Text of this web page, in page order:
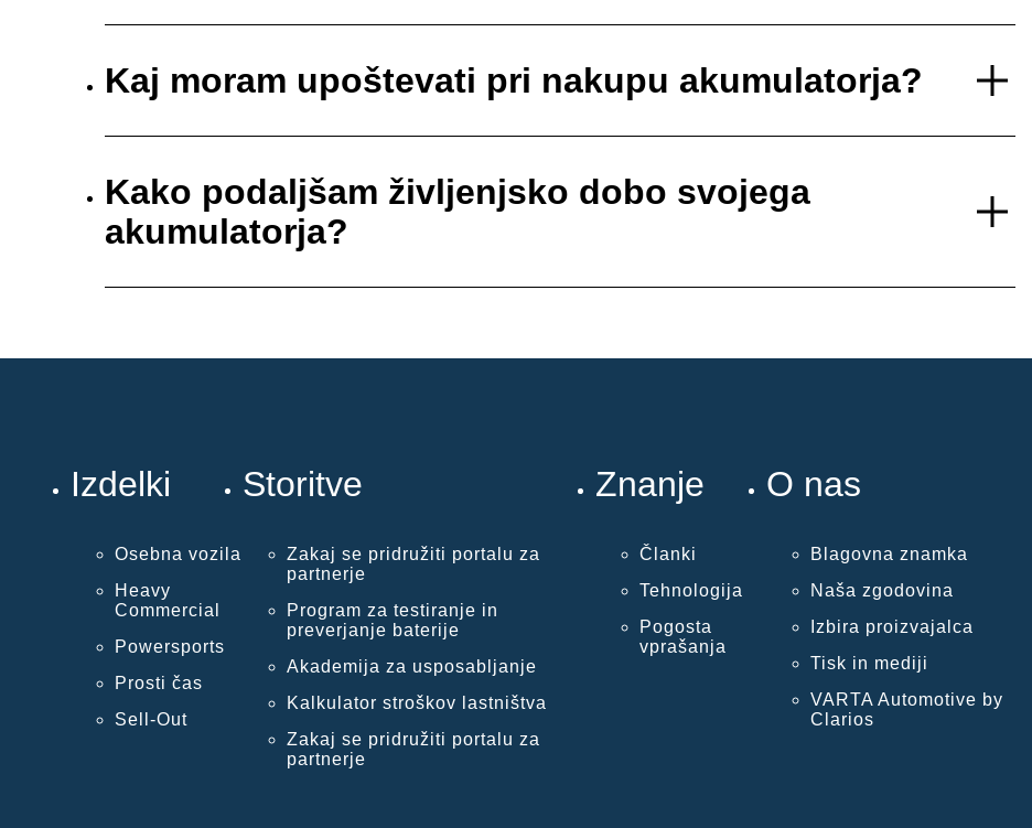
Kaj moram upoštevati pri nakupu akumulatorja?
Kako podaljšam življenjsko dobo svojega
akumulatorja?
Izdelki
Osebna vozila
Heavy
Commercial
Powersports
Prosti čas
Sell-Out
Storitve
Zakaj se pridružiti portalu za
partnerje
Program za testiranje in
preverjanje baterije
Akademija za usposabljanje
Kalkulator stroškov lastništva
Zakaj se pridružiti portalu za
partnerje
Znanje
Članki
Tehnologija
Pogosta
vprašanja
O nas
Blagovna znamka
Naša zgodovina
Izbira proizvajalca
Tisk in mediji
VARTA Automotive by
Clarios